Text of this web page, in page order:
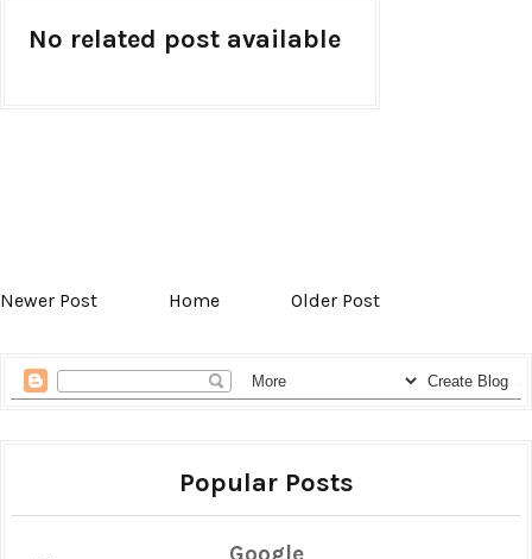
No related post available
Newer Post Home Older Post
Popular Posts